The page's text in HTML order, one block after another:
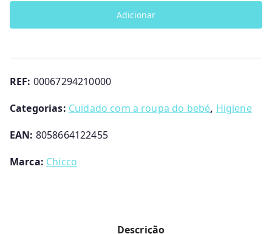
Sensitive
-
Chicco
Adicionar
REF: 00067294210000
Categorias: Cuidado com a roupa do bebé, Higiene
EAN: 8058664122455
Marca: Chicco
Descrição